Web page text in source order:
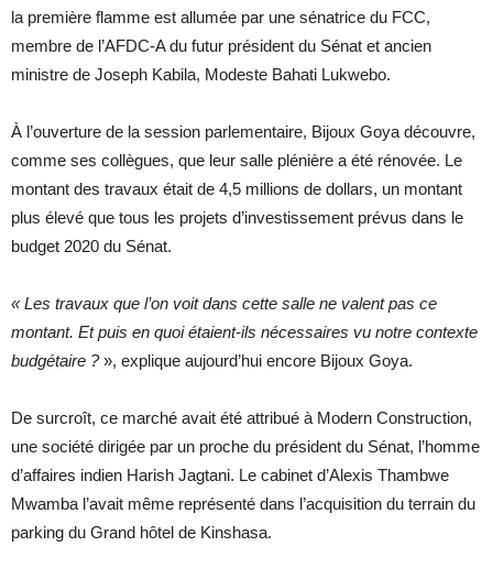
la première flamme est allumée par une sénatrice du FCC,
membre de l’AFDC-A du futur président du Sénat et ancien
ministre de Joseph Kabila, Modeste Bahati Lukwebo.
À l’ouverture de la session parlementaire, Bijoux Goya découvre,
comme ses collègues, que leur salle plénière a été rénovée. Le
montant des travaux était de 4,5 millions de dollars, un montant
plus élevé que tous les projets d’investissement prévus dans le
budget 2020 du Sénat.
« Les travaux que l’on voit dans cette salle ne valent pas ce
montant. Et puis en quoi étaient-ils nécessaires vu notre contexte
budgétaire ?», explique aujourd’hui encore Bijoux Goya.
De surcroît, ce marché avait été attribué à Modern Construction,
une société dirigée par un proche du président du Sénat, l’homme
d’affaires indien Harish Jagtani. Le cabinet d’Alexis Thambwe
Mwamba l’avait même représenté dans l’acquisition du terrain du
parking du Grand hôtel de Kinshasa.